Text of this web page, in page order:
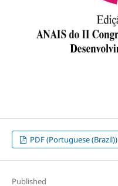
PDF (Portuguese (Brazil))
Published